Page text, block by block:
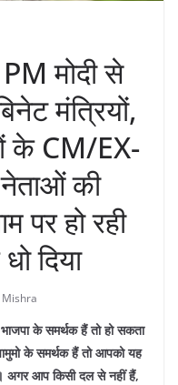
मोदी से
मंत्रियों,
के CM/EX-
की
पर हो रही
दिया
के समर्थक हैं तो हो सकता
के समर्थक हैं तो आपको यह
अगर आप किसी दल से नहीं हैं,